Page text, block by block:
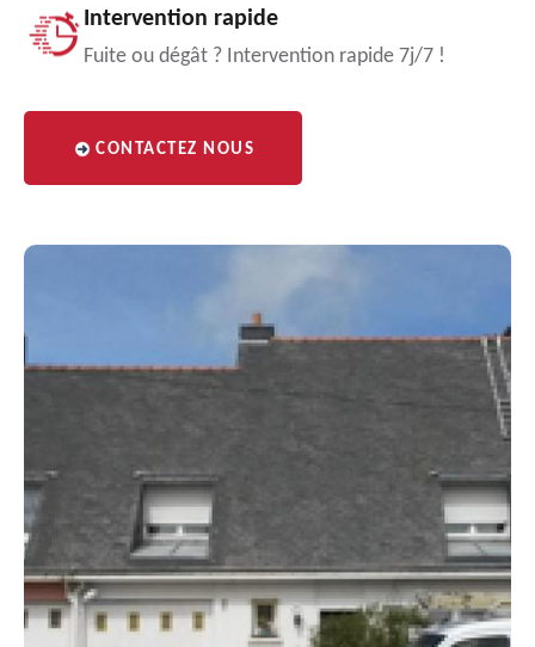
Intervention rapide
Fuite ou dégât ? Intervention rapide 7j/7 !
CONTACTEZ NOUS